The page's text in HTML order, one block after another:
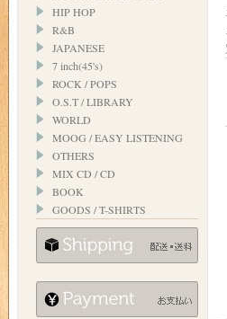
HIP HOP
R&B
JAPANESE
7 inch(45's)
ROCK / POPS
O.S.T / LIBRARY
WORLD
MOOG / EASY LISTENING
OTHERS
MIX CD / CD
BOOK
GOODS / T-SHIRTS